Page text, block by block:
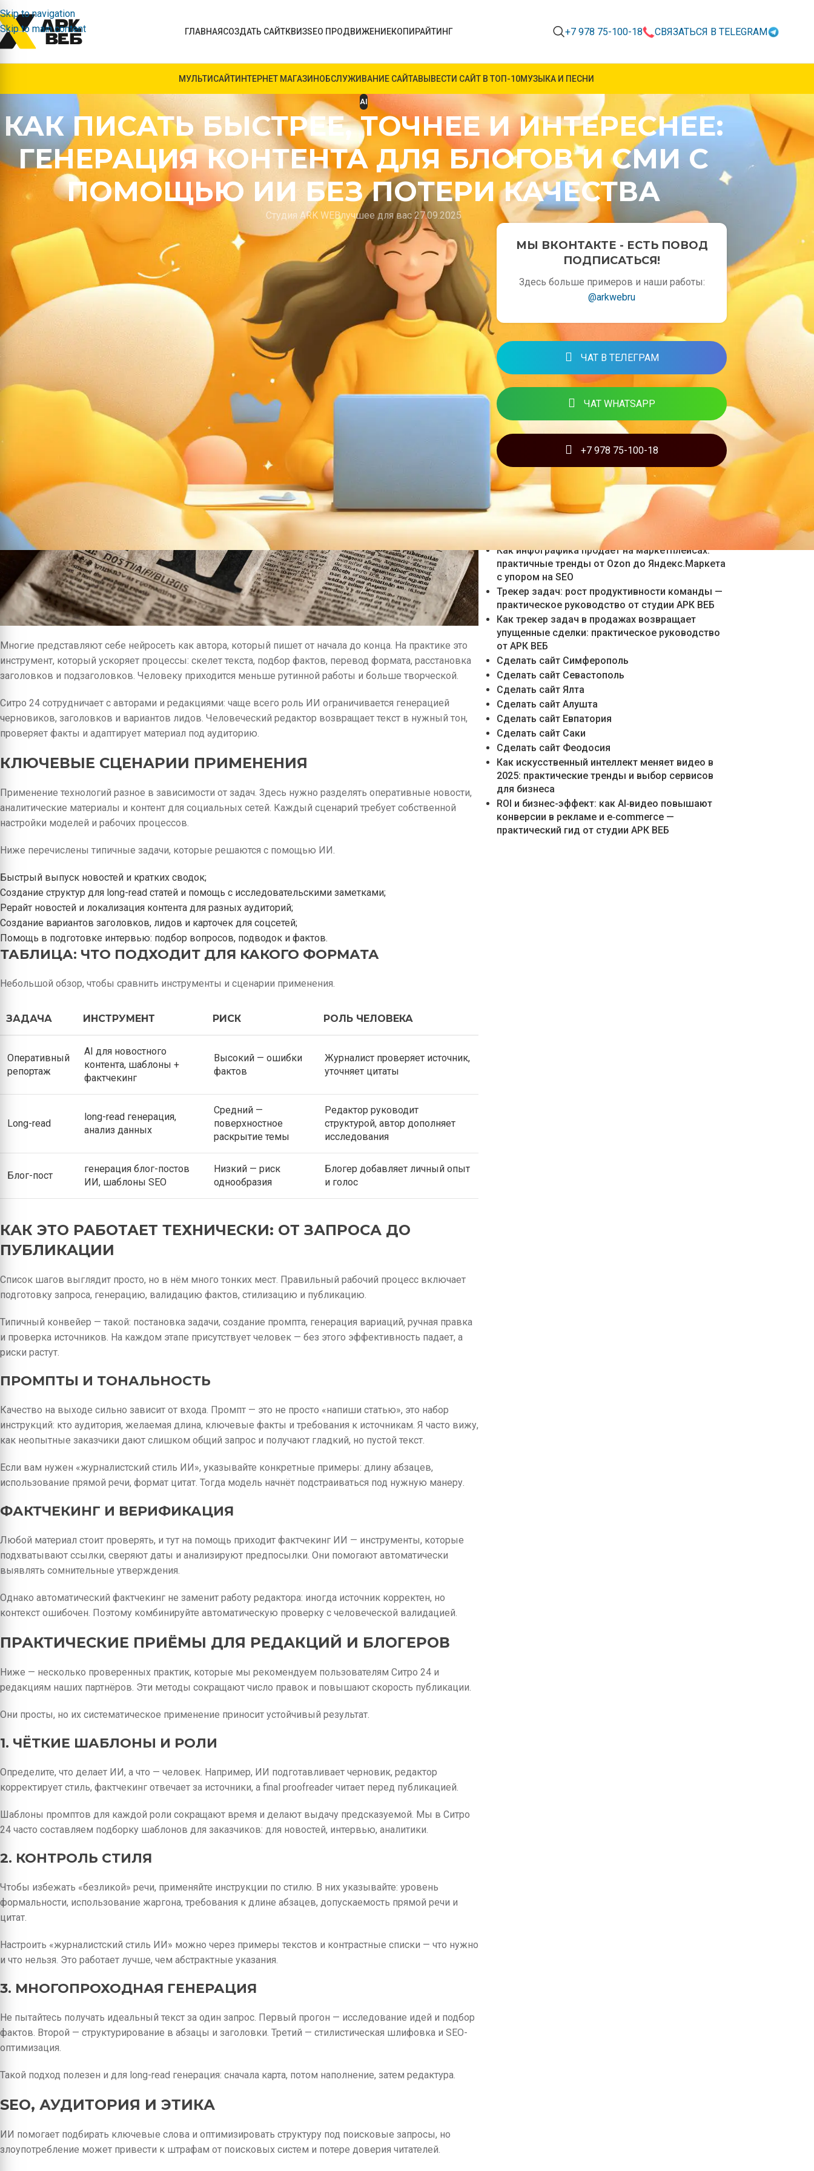
Skip to navigation
Skip to main content
ГЛАВНАЯСОЗДАТЬ САЙТКВИЗSEO ПРОДВИЖЕНИЕКОПИРАЙТИНГ +7 978 75-100-18 СВЯЗАТЬСЯ В TELEGRAM
МУЛЬТИСАЙТИНТЕРНЕТ МАГАЗИНОБСЛУЖИВАНИЕ САЙТАВЫВЕСТИ САЙТ В ТОП-10МУЗЫКА И ПЕСНИ
AI
КАК ПИСАТЬ БЫСТРЕЕ, ТОЧНЕЕ И ИНТЕРЕСНЕЕ:
ГЕНЕРАЦИЯ КОНТЕНТА ДЛЯ БЛОГОВ И СМИ С
ПОМОЩЬЮ ИИ БЕЗ ПОТЕРИ КАЧЕСТВА
Студия ARK WEBлучшее для вас 27.09.2025
В последние годы инструменты на базе искусственного интеллекта перестали быть игрушкой для
энтузиастов и превратились в рабочие инструменты журналистов, редакторов и блогеров. Мы в Ситро
24 видим, как заказчики приходят с разными задачами: кто-то хочет ускорить выпуск новостей, кто-то
— делать глубокие long-read материалы, а третьим требуется рерайт новостей для локальных изданий.
Эта статья — практическое руководство о том, как правильно и безопасно внедрять такие технологии,
чтобы они приносили пользу, а не создавали дополнительных рисков.
ПОЧЕМУ ИИ УЖЕ НЕ «ЗАМЕНА», А «ПОМОЩНИК»
Многие представляют себе нейросеть как автора, который пишет от начала до конца. На практике это
инструмент, который ускоряет процессы: скелет текста, подбор фактов, перевод формата, расстановка
заголовков и подзаголовков. Человеку приходится меньше рутинной работы и больше творческой.
Ситро 24 сотрудничает с авторами и редакциями: чаще всего роль ИИ ограничивается генерацией
черновиков, заголовков и вариантов лидов. Человеческий редактор возвращает текст в нужный тон,
проверяет факты и адаптирует материал под аудиторию.
КЛЮЧЕВЫЕ СЦЕНАРИИ ПРИМЕНЕНИЯ
Применение технологий разное в зависимости от задач. Здесь нужно разделять оперативные новости,
аналитические материалы и контент для социальных сетей. Каждый сценарий требует собственной
настройки моделей и рабочих процессов.
Ниже перечислены типичные задачи, которые решаются с помощью ИИ.
Быстрый выпуск новостей и кратких сводок;
Создание структур для long-read статей и помощь с исследовательскими заметками;
Рерайт новостей и локализация контента для разных аудиторий;
Создание вариантов заголовков, лидов и карточек для соцсетей;
Помощь в подготовке интервью: подбор вопросов, подводок и фактов.
ТАБЛИЦА: ЧТО ПОДХОДИТ ДЛЯ КАКОГО ФОРМАТА
Небольшой обзор, чтобы сравнить инструменты и сценарии применения.
ЗАДАЧА ИНСТРУМЕНТ РИСК РОЛЬ ЧЕЛОВЕКА
Оперативный
репортаж
AI для новостного
контента, шаблоны +
фактчекинг
Высокий — ошибки
фактов
Журналист проверяет источник,
уточняет цитаты
Long-read
long-read генерация,
анализ данных
Средний —
поверхностное
раскрытие темы
Редактор руководит
структурой, автор дополняет
исследования
Блог-пост
генерация блог-постов
ИИ, шаблоны SEO
Низкий — риск
однообразия
Блогер добавляет личный опыт
и голос
КАК ЭТО РАБОТАЕТ ТЕХНИЧЕСКИ: ОТ ЗАПРОСА ДО
ПУБЛИКАЦИИ
Список шагов выглядит просто, но в нём много тонких мест. Правильный рабочий процесс включает
подготовку запроса, генерацию, валидацию фактов, стилизацию и публикацию.
Типичный конвейер — такой: постановка задачи, создание промпта, генерация вариаций, ручная правка
и проверка источников. На каждом этапе присутствует человек — без этого эффективность падает, а
риски растут.
ПРОМПТЫ И ТОНАЛЬНОСТЬ
Качество на выходе сильно зависит от входа. Промпт — это не просто «напиши статью», это набор
инструкций: кто аудитория, желаемая длина, ключевые факты и требования к источникам. Я часто вижу,
как неопытные заказчики дают слишком общий запрос и получают гладкий, но пустой текст.
Если вам нужен «журналистский стиль ИИ», указывайте конкретные примеры: длину абзацев,
использование прямой речи, формат цитат. Тогда модель начнёт подстраиваться под нужную манеру.
ФАКТЧЕКИНГ И ВЕРИФИКАЦИЯ
Любой материал стоит проверять, и тут на помощь приходит фактчекинг ИИ — инструменты, которые
подхватывают ссылки, сверяют даты и анализируют предпосылки. Они помогают автоматически
выявлять сомнительные утверждения.
Однако автоматический фактчекинг не заменит работу редактора: иногда источник корректен, но
контекст ошибочен. Поэтому комбинируйте автоматическую проверку с человеческой валидацией.
ПРАКТИЧЕСКИЕ ПРИЁМЫ ДЛЯ РЕДАКЦИЙ И БЛОГЕРОВ
Ниже — несколько проверенных практик, которые мы рекомендуем пользователям Ситро 24 и
редакциям наших партнёров. Эти методы сокращают число правок и повышают скорость публикации.
Они просты, но их систематическое применение приносит устойчивый результат.
1. ЧЁТКИЕ ШАБЛОНЫ И РОЛИ
Определите, что делает ИИ, а что — человек. Например, ИИ подготавливает черновик, редактор
корректирует стиль, фактчекинг отвечает за источники, а final proofreader читает перед публикацией.
Шаблоны промптов для каждой роли сокращают время и делают выдачу предсказуемой. Мы в Ситро
24 часто составляем подборку шаблонов для заказчиков: для новостей, интервью, аналитики.
2. КОНТРОЛЬ СТИЛЯ
Чтобы избежать «безликой» речи, применяйте инструкции по стилю. В них указывайте: уровень
формальности, использование жаргона, требования к длине абзацев, допускаемость прямой речи и
цитат.
Настроить «журналистский стиль ИИ» можно через примеры текстов и контрастные списки — что нужно
и что нельзя. Это работает лучше, чем абстрактные указания.
3. МНОГОПРОХОДНАЯ ГЕНЕРАЦИЯ
Не пытайтесь получать идеальный текст за один запрос. Первый прогон — исследование идей и подбор
фактов. Второй — структурирование в абзацы и заголовки. Третий — стилистическая шлифовка и SEO-
оптимизация.
Такой подход полезен и для long-read генерация: сначала карта, потом наполнение, затем редактура.
SEO, АУДИТОРИЯ И ЭТИКА
ИИ помогает подбирать ключевые слова и оптимизировать структуру под поисковые запросы, но
злоупотребление может привести к штрафам от поисковых систем и потере доверия читателей.
МЫ ВКОНТАКТЕ - ЕСТЬ ПОВОД
ПОДПИСАТЬСЯ!
Здесь больше примеров и наши работы:
@arkwebru
ЧАТ В ТЕЛЕГРАМ
ЧАТ WHATSAPP
+7 978 75-100-18
АКТУАЛЬНЫЕ СТАТЬИ ОТ АРК ВЕБ
Как инфографика продает на маркетплейсах:
практичные тренды от Ozon до Яндекс.Маркета
с упором на SEO
Трекер задач: рост продуктивности команды —
практическое руководство от студии АРК ВЕБ
Как трекер задач в продажах возвращает
упущенные сделки: практическое руководство
от АРК ВЕБ
Сделать сайт Симферополь
Сделать сайт Севастополь
Сделать сайт Ялта
Сделать сайт Алушта
Сделать сайт Евпатория
Сделать сайт Саки
Сделать сайт Феодосия
Как искусственный интеллект меняет видео в
2025: практические тренды и выбор сервисов
для бизнеса
ROI и бизнес-эффект: как AI‑видео повышают
конверсии в рекламе и e‑commerce —
практический гид от студии АРК ВЕБ